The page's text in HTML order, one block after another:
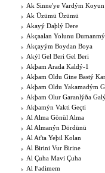
Ak Sinne'ye Vardým Koyun
Ak Üzümü Üzümü
Akayý Daþlý Dere
Akçaalan Yolunu
Akçayým Boydan Boya
Akýl Gel Beri Gel Beri
Akþam Arada Kaldý-1
Akþam Oldu Gine Bastý
Akþam Oldu Yakamadým
Akþam Olur Garanlýða
Akþamýn Vakti Geçti
Al Alma Gönül Alma
Al Almanýn Dördünü
Al At'ta Yeþil Kolan
Al Birini Vur Birine
Al Çuha Mavi Çuha
Al Fadimem